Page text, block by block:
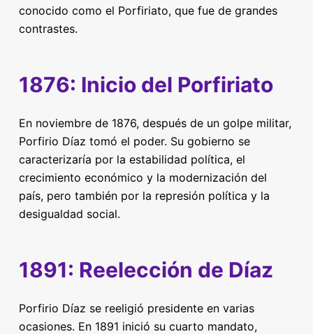
conocido como el Porfiriato, que fue de grandes
contrastes.
1876: Inicio del Porfiriato
En noviembre de 1876, después de un golpe militar,
Porfirio Díaz tomó el poder. Su gobierno se
caracterizaría por la estabilidad política, el
crecimiento económico y la modernización del
país, pero también por la represión política y la
desigualdad social.
1891: Reelección de Díaz
Porfirio Díaz se reeligió presidente en varias
ocasiones. En 1891 inició su cuarto mandato,